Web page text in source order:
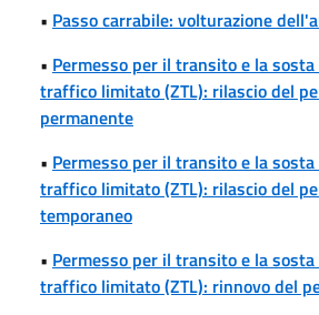
• Passo carrabile: volturazione
• Permesso per il transito e la
traffico limitato (ZTL): rilascio del
permanente
• Permesso per il transito e la
traffico limitato (ZTL): rilascio del
temporaneo
• Permesso per il transito e la
traffico limitato (ZTL): rinnovo del